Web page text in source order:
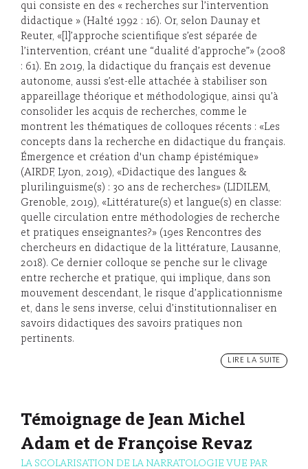
qui consiste en des « recherches sur l’intervention
didactique » (Halté 1992 : 16). Or, selon Daunay et
Reuter, «[l]’approche scientifique s’est séparée de
l’intervention, créant une “dualité d’approche”» (2008
: 61). En 2019, la didactique du français est devenue
autonome, aussi s’est-elle attachée à stabiliser son
appareillage théorique et méthodologique, ainsi qu’à
consolider les acquis de recherches, comme le
montrent les thématiques de colloques récents : «Les
concepts dans la recherche en didactique du français.
Émergence et création d'un champ épistémique»
(AIRDF, Lyon, 2019), «Didactique des langues &
plurilinguisme(s) : 30 ans de recherches» (LIDILEM,
Grenoble, 2019), «Littérature(s) et langue(s) en classe:
quelle circulation entre méthodologies de recherche
et pratiques enseignantes?» (19es Rencontres des
chercheurs en didactique de la littérature, Lausanne,
2018). Ce dernier colloque se penche sur le clivage
entre recherche et pratique, qui implique, dans son
mouvement descendant, le risque d’applicationnisme
et, dans le sens inverse, celui d’institutionnaliser en
savoirs didactiques des savoirs pratiques non
pertinents.
LIRE LA SUITE
Témoignage de Jean Michel
Adam et de Françoise Revaz
LA SCOLARISATION DE LA NARRATOLOGIE VUE PAR